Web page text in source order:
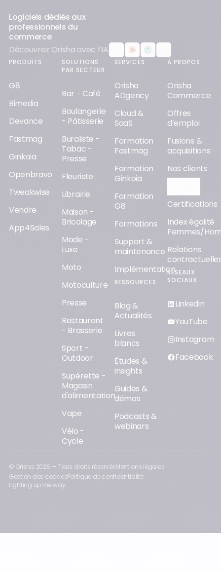
Logiciels dédiés aux
professionnels du
commerce
Découvrez Orisha avec l’IA
PRODUITS
G8
Bimedia
Devance
Fastmag
Ginkoia
Openbravo
Tweakwise
Vendre
App4Sales
SOLUTIONS
PAR SECTEUR
Bar - Café
Boulangerie
- Pâtisserie
Buraliste -
Tabac -
Presse
Fleuriste
Librairie
Maison -
Bricolage
Mode -
Luxe
Moto
Motoculture
Presse
Restaurant
- Brasserie
Sport -
Outdoor
Supérette -
Magasin
d'alimentation
Vape
Vélo -
Cycle
SERVICES
Orisha
ADgency
Cloud &
SaaS
Formation
Fastmag
Formation
Ginkoia
Formation
G8
Formations
Support &
maintenance
Implémentation
RESSOURCES
Blog &
Actualités
Livres
blancs
Études &
insights
Guides &
démos
Podcasts &
webinars
À PROPOS
Orisha
Commerce
Offres
d’emploi
Fusions &
acquisitions
Nos clients
Certifications
Index égalité
Femmes/
Relations
RÉSEAUX
SOCIAUX
Linkedin
YouTube
Instagram
Facebook
© Orisha 2026 — Tous droits réservésMentions légales
Gestion des cookiesPolitique de confidentialité
Lighting up the way